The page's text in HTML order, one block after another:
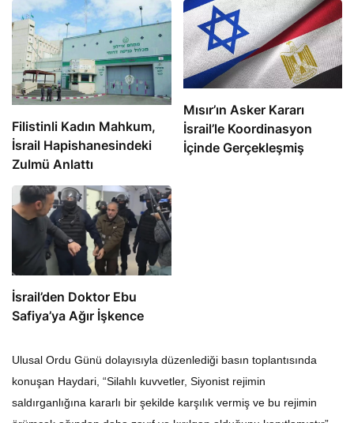
Filistinli Kadın Mahkum,
İsrail Hapishanesindeki
Zulmü Anlattı
Mısır’ın Asker Kararı
İsrail’le Koordinasyon
İçinde Gerçekleşmiş
İsrail’den Doktor Ebu
Safiya’ya Ağır İşkence
Ulusal Ordu Günü dolayısıyla düzenlediği basın toplantısında
konuşan Haydari, “Silahlı kuvvetler, Siyonist rejimin
saldırganlığına kararlı bir şekilde karşılık vermiş ve bu rejimin